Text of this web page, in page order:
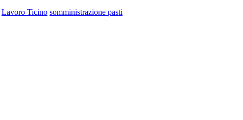
Lavoro Ticino somministrazione pasti